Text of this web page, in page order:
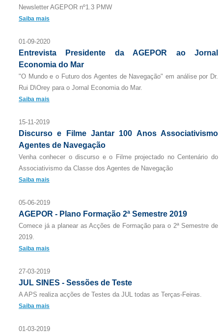
Newsletter AGEPOR nº1.3 PMW
Saiba mais
01-09-2020
Entrevista Presidente da AGEPOR ao Jornal
Economia do Mar
"O Mundo e o Futuro dos Agentes de Navegação" em análise por Dr.
Rui D\Orey para o Jornal Economia do Mar.
Saiba mais
15-11-2019
Discurso e Filme Jantar 100 Anos Associativismo
Agentes de Navegação
Venha conhecer o discurso e o Filme projectado no Centenário do
Associativismo da Classe dos Agentes de Navegação
Saiba mais
05-06-2019
AGEPOR - Plano Formação 2ª Semestre 2019
Comece já a planear as Acções de Formação para o 2ª Semestre de
2019.
Saiba mais
27-03-2019
JUL SINES - Sessões de Teste
A APS realiza acções de Testes da JUL todas as Terças-Feiras.
Saiba mais
01-03-2019